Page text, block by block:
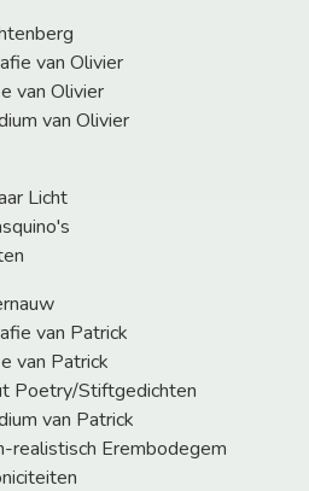
van Olivier
van Olivier
van Olivier
Licht
van Patrick
van Patrick
Poetry/Stiftgedichten
van Patrick
realistisch Erembodegem